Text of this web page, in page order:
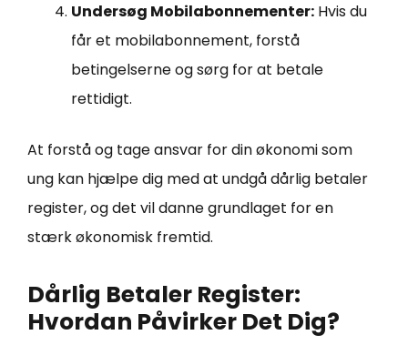
Undersøg Mobilabonnementer: Hvis du
får et mobilabonnement, forstå
betingelserne og sørg for at betale
rettidigt.
At forstå og tage ansvar for din økonomi som
ung kan hjælpe dig med at undgå dårlig betaler
register, og det vil danne grundlaget for en
stærk økonomisk fremtid.
Dårlig Betaler Register:
Hvordan Påvirker Det Dig?